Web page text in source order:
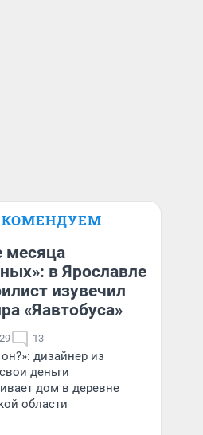
месяца
в Ярославле
изувечил
«Яавтобуса»
13
дизайнер из
деньги
дом в деревне
области